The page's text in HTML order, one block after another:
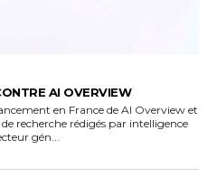
AI OVERVIEW
en France de AI Overview et
recherche rédigés par intelligence
gén...